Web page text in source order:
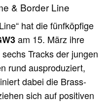
& Border Line
hat die fünfköpfige
am 15. März ihre
Tracks der jungen
rund ausproduziert,
dabei die Brass-
sich auf positiven